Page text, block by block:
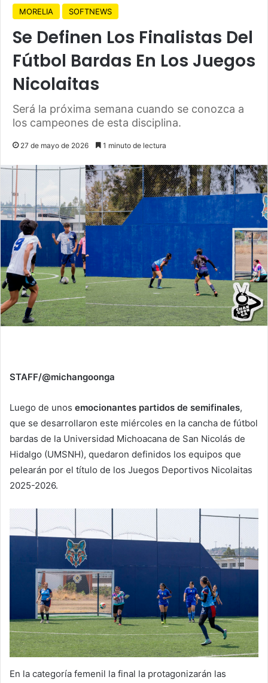
MORELIA SOFTNEWS
Se Definen Los Finalistas Del
Fútbol Bardas En Los Juegos
Nicolaitas
Será la próxima semana cuando se conozca a
los campeones de esta disciplina.
27 de mayo de 2026 1 minuto de lectura
STAFF/@michangoonga
Luego de unos emocionantes partidos de semifinales,
que se desarrollaron este miércoles en la cancha de fútbol
bardas de la Universidad Michoacana de San Nicolás de
Hidalgo (UMSNH), quedaron definidos los equipos que
pelearán por el título de los Juegos Deportivos Nicolaitas
2025-2026.
En la categoría femenil la final la protagonizarán las